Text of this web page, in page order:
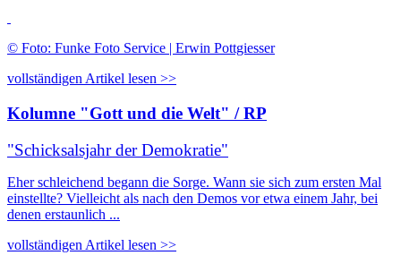
© Foto: Funke Foto Service | Erwin Pottgiesser
vollständigen Artikel lesen >>
Kolumne "Gott und die Welt" / RP
"Schicksalsjahr der Demokratie"
Eher schleichend begann die Sorge. Wann sie sich zum ersten Mal
einstellte? Vielleicht als nach den Demos vor etwa einem Jahr, bei
denen erstaunlich ...
vollständigen Artikel lesen >>